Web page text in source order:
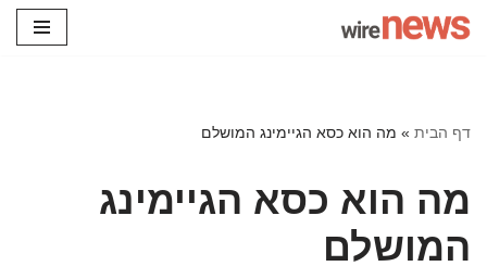
דף הבית » מה הוא כסא הגיימינג המושלם
מה הוא כסא הגיימינג
המושלם